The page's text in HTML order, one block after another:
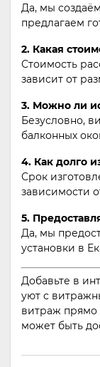
Да, мы
предлагаем
2. Какая
Стоимость
зависит от
3. Можно ли
Безусловно,
балконных
4. Как долго
Срок
зависимости
5.
Да, мы
установки в
Добавьте в
уют с
витраж прямо
может быть